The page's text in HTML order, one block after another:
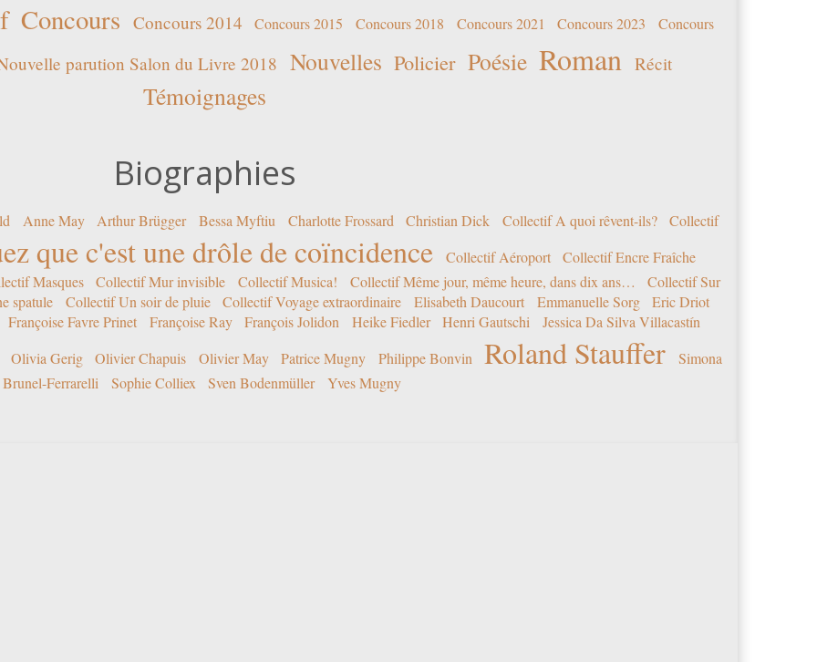
Concours Concours 2014 Concours 2015 Concours 2018 Concours 2021 Concours 2023 Concours
parution Salon du Livre 2018 Nouvelles Policier Poésie Roman Récit
Témoignages
Biographies
Anne May Arthur Brügger Bessa Myftiu Charlotte Frossard Christian Dick Collectif A quoi rêvent-ils? Collectif
que c'est une drôle de coïncidence Collectif Aéroport
Collectif Encre Fraîche
Masques
Collectif Mur invisible Collectif Musica! Collectif Même jour, même heure, dans dix ans…
Collectif Sur
spatule
Collectif Un soir de pluie Collectif Voyage extraordinaire Elisabeth Daucourt Emmanuelle Sorg
Eric Driot
Françoise Favre Prinet
Françoise Ray François Jolidon Heike Fiedler Henri Gautschi
Jessica Da Silva Villacastín
Olivia Gerig
Olivier Chapuis Olivier May Patrice Mugny Philippe Bonvin Roland Stauffer
Simona
Brunel-Ferrarelli
Sophie Colliex Sven Bodenmüller Yves Mugny